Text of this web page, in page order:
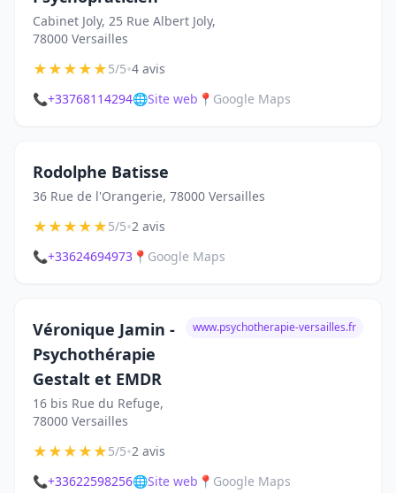
Cabinet Joly, 25 Rue Albert Joly,
78000 Versailles
★★★★★5/5•4 avis
📞+33768114294🌐Site web 📍 Google Maps
Rodolphe Batisse
36 Rue de l'Orangerie, 78000 Versailles
★★★★★5/5•2 avis
📞+33624694973 📍 Google Maps
Véronique Jamin -
Psychothérapie
Gestalt et EMDR
16 bis Rue du Refuge,
78000 Versailles
www.psychotherapie-versailles.fr
★★★★★5/5•2 avis
📞+33622598256🌐Site web 📍 Google Maps